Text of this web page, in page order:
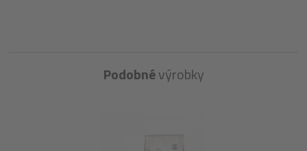
Podobnévýrobky